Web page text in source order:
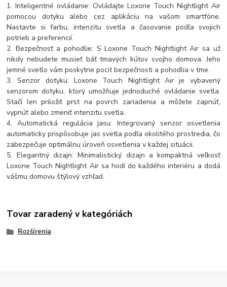
1. Inteligentné ovládanie: Ovládajte Loxone Touch Nightlight Air
pomocou dotyku alebo cez aplikáciu na vašom smartfóne.
Nastavte si farbu, intenzitu svetla a časovanie podľa svojich
potrieb a preferencií.
2. Bezpečnosť a pohodlie: S Loxone Touch Nightlight Air sa už
nikdy nebudete musieť báť tmavých kútov svojho domova. Jeho
jemné svetlo vám poskytne pocit bezpečnosti a pohodlia v tme.
3. Senzor dotyku: Loxone Touch Nightlight Air je vybavený
senzorom dotyku, ktorý umožňuje jednoduché ovládanie svetla.
Stačí len priložiť prst na povrch zariadenia a môžete zapnúť,
vypnúť alebo zmeniť intenzitu svetla.
4. Automatická regulácia jasu: Integrovaný senzor osvetlenia
automaticky prispôsobuje jas svetla podľa okolitého prostredia, čo
zabezpečuje optimálnu úroveň osvetlenia v každej situácii.
5. Elegantný dizajn: Minimalistický dizajn a kompaktná veľkosť
Loxone Touch Nightlight Air sa hodí do každého interiéru a dodá
vášmu domovu štýlový vzhľad.
Tovar zaradený v kategóriách
Rozšírenia